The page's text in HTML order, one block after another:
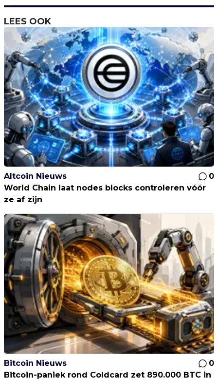
LEES OOK
Altcoin Nieuws
0
World Chain laat nodes blocks controleren vóór
ze af zijn
Bitcoin Nieuws
0
Bitcoin-paniek rond Coldcard zet 890.000 BTC in